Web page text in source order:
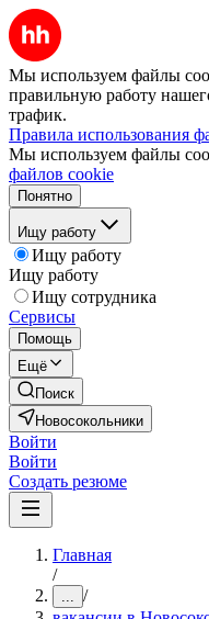
Мы используем файлы
правильную работу
трафик.
Правила использования
Мы используем файлы
файлов cookie
Понятно
Ищу работу
Ищу работу
Ищу работу
Ищу сотрудника
Сервисы
Помощь
Ещё
Поиск
Новосокольники
Войти
Войти
Создать резюме
Главная
/
... /